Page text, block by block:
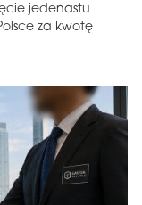
jedenastu
za kwotę